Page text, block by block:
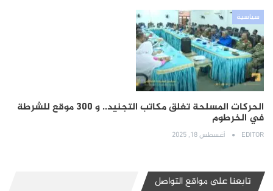
سياسية
الحركات المسلحة تغلق مكاتب التجنيد.. و 300 موقع للشرطة
في الخرطوم
EDITOR أغسطس 18, 2025
تابعنا على مواقع التواصل